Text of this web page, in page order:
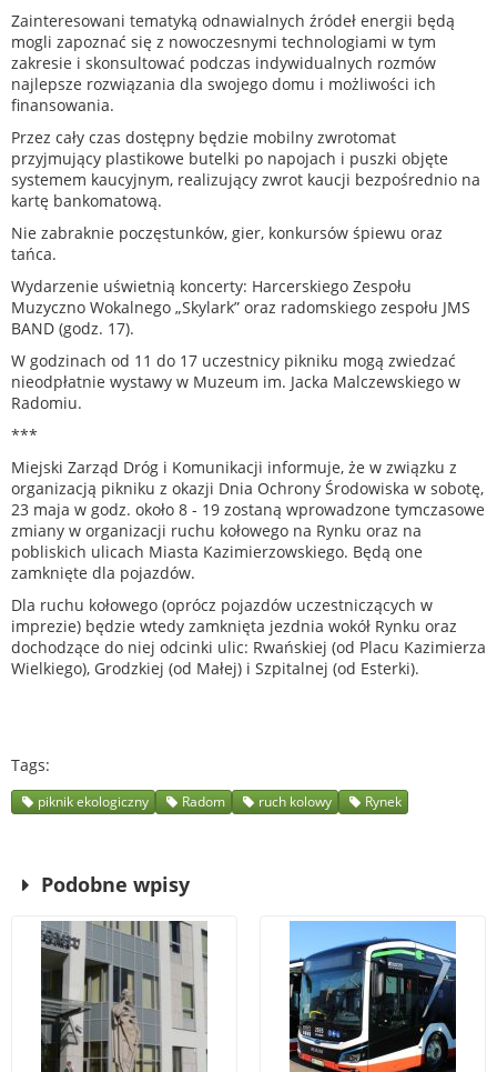
Zainteresowani tematyką odnawialnych źródeł energii będą
mogli zapoznać się z nowoczesnymi technologiami w tym
zakresie i skonsultować podczas indywidualnych rozmów
najlepsze rozwiązania dla swojego domu i możliwości ich
finansowania.
Przez cały czas dostępny będzie mobilny zwrotomat
przyjmujący plastikowe butelki po napojach i puszki objęte
systemem kaucyjnym, realizujący zwrot kaucji bezpośrednio na
kartę bankomatową.
Nie zabraknie poczęstunków, gier, konkursów śpiewu oraz
tańca.
Wydarzenie uświetnią koncerty: Harcerskiego Zespołu
Muzyczno Wokalnego „Skylark” oraz radomskiego zespołu JMS
BAND (godz. 17).
W godzinach od 11 do 17 uczestnicy pikniku mogą zwiedzać
nieodpłatnie wystawy w Muzeum im. Jacka Malczewskiego w
Radomiu.
***
Miejski Zarząd Dróg i Komunikacji informuje, że w związku z
organizacją pikniku z okazji Dnia Ochrony Środowiska w sobotę,
23 maja w godz. około 8 - 19 zostaną wprowadzone tymczasowe
zmiany w organizacji ruchu kołowego na Rynku oraz na
pobliskich ulicach Miasta Kazimierzowskiego. Będą one
zamknięte dla pojazdów.
Dla ruchu kołowego (oprócz pojazdów uczestniczących w
imprezie) będzie wtedy zamknięta jezdnia wokół Rynku oraz
dochodzące do niej odcinki ulic: Rwańskiej (od Placu Kazimierza
Wielkiego), Grodzkiej (od Małej) i Szpitalnej (od Esterki).
Tags
piknik ekologiczny Radom ruch kolowy Rynek
Podobne wpisy